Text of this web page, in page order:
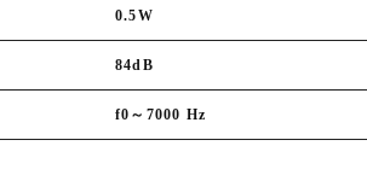
0.5W
84dB
f0～7000 Hz